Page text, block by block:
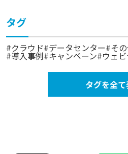
タグ
クラウド データセンター そ
導入事例 キャンペーン ウェ
タグを全